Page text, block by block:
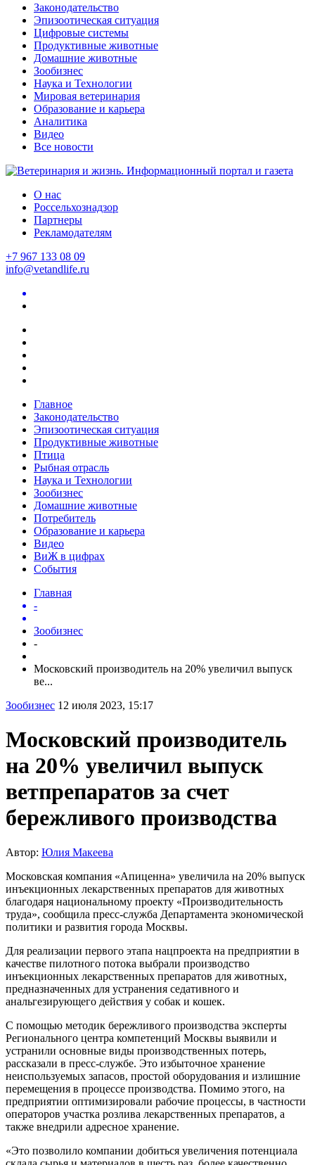
Законодательство
Эпизоотическая ситуация
Цифровые системы
Продуктивные животные
Домашние животные
Зообизнес
Наука и Технологии
Мировая ветеринария
Образование и карьера
Аналитика
Видео
Все новости
О нас
Россельхознадзор
Партнеры
Рекламодателям
+7 967 133 08 09
info@vetandlife.ru
Главное
Законодательство
Эпизоотическая ситуация
Продуктивные животные
Птица
Рыбная отрасль
Наука и Технологии
Зообизнес
Домашние животные
Потребитель
Образование и карьера
Видео
ВиЖ в цифрах
События
Главная
-
Зообизнес
-
Московский производитель на 20% увеличил выпуск
ве...
Зообизнес 12 июля 2023, 15:17
Московский производитель
на 20% увеличил выпуск
ветпрепаратов за счет
бережливого производства
Автор: Юлия Макеева
Московская компания «Апиценна» увеличила на 20% выпуск
инъекционных лекарственных препаратов для животных
благодаря национальному проекту «Производительность
труда», сообщила пресс-служба Департамента экономической
политики и развития города Москвы.
Для реализации первого этапа нацпроекта на предприятии в
качестве пилотного потока выбрали производство
инъекционных лекарственных препаратов для животных,
предназначенных для устранения седативного и
анальгезирующего действия у собак и кошек.
С помощью методик бережливого производства эксперты
Регионального центра компетенций Москвы выявили и
устранили основные виды производственных потерь,
рассказали в пресс-службе. Это избыточное хранение
неиспользуемых запасов, простой оборудования и излишние
перемещения в процессе производства. Помимо этого, на
предприятии оптимизировали рабочие процессы, в частности
операторов участка розлива лекарственных препаратов, а
также внедрили адресное хранение.
«Это позволило компании добиться увеличения потенциала